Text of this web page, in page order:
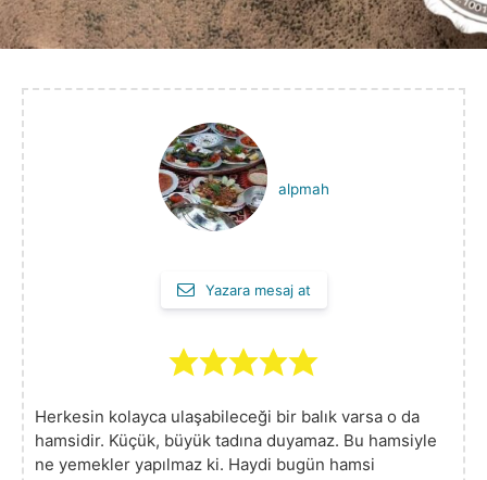
alpmah
Yazara mesaj at
Herkesin kolayca ulaşabileceği bir balık varsa o da
hamsidir. Küçük, büyük tadına duyamaz. Bu hamsiyle
ne yemekler yapılmaz ki. Haydi bugün hamsi